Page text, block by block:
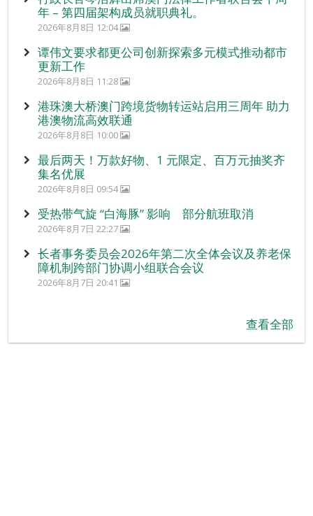
年 – 第四届架构成员就职典礼。
2026年8月8日 12:04
谭伟文要求都更公司创新探索多元模式推动都市
更新工作
2026年8月8日 11:28
港珠澳大桥澳门跨境货物转运站启用三周年 助力
港澳物流高效联通
2026年8月8日 10:00
最后两天！万款好物、1 元限定、百万元抽奖齐
集名优展
2026年8月8日 09:54
受热带气旋 “白海豚” 影响 部分航班取消
2026年8月7日 22:27
长者事务委员会2026年第二次全体会议及养老保
障机制跨部门协调小组联合会议
2026年8月7日 20:41
查看全部